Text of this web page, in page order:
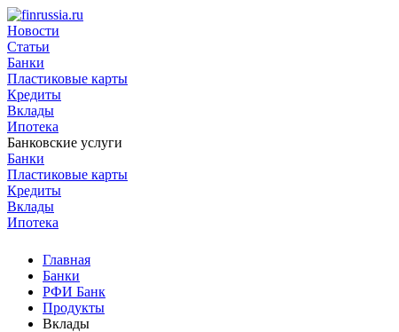
Новости
Статьи
Банки
Пластиковые карты
Кредиты
Вклады
Ипотека
Банковские услуги
Банки
Пластиковые карты
Кредиты
Вклады
Ипотека
Главная
Банки
РФИ Банк
Продукты
Вклады